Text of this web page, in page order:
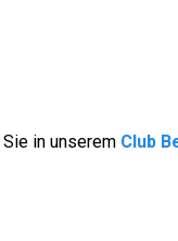
in unserem Club